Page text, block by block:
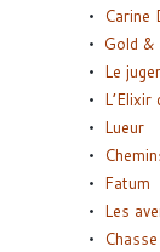
Carine
Gold &
Le
L’Elixir
Lueur
Fatum
Les